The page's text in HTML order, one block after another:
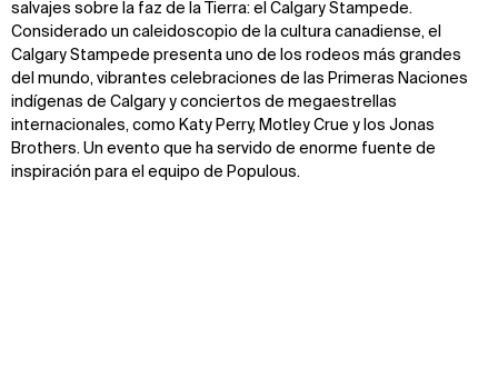
salvajes sobre la faz de la Tierra: el Calgary Stampede.
Considerado un caleidoscopio de la cultura canadiense, el
Calgary Stampede presenta uno de los rodeos más grandes
del mundo, vibrantes celebraciones de las Primeras Naciones
indígenas de Calgary y conciertos de megaestrellas
internacionales, como Katy Perry, Motley Crue y los Jonas
Brothers. Un evento que ha servido de enorme fuente de
inspiración para el equipo de Populous.